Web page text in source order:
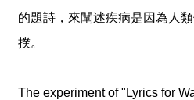
的題詩，來闡述疾病是因為人
撲。
The experiment of "Lyrics for